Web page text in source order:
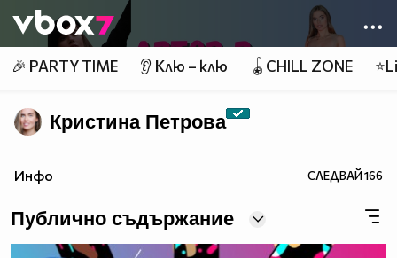
👾
🎉 PARTY TIME 👂 Клю – клю 🪀CHILL ZONE
Кристина Петрова
Инфо СЛЕДВАЙ166
Публично съдържание